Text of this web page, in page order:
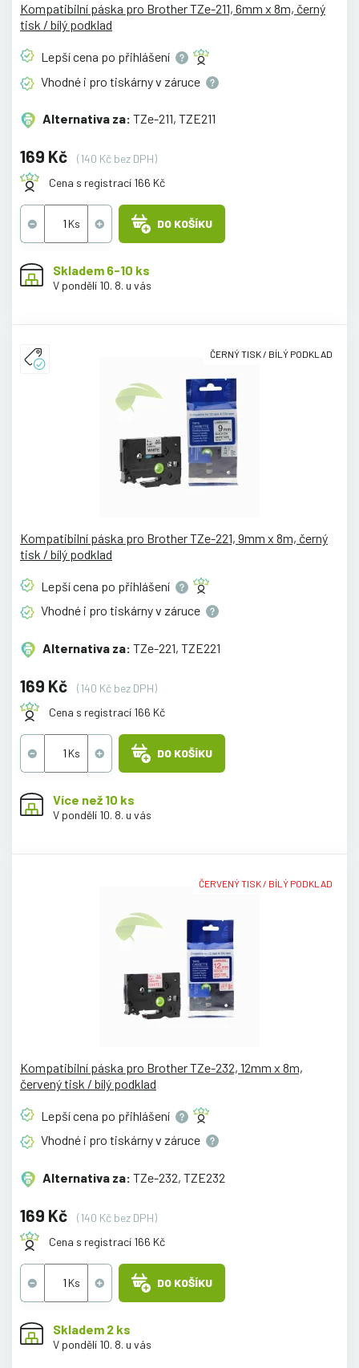
Kompatibilní páska pro Brother TZe-211, 6mm x 8m, černý
tisk / bílý podklad
Lepší cena po přihlášení
Vhodné i pro tiskárny v záruce
Alternativa za: TZe-211, TZE211
169 Kč
(140 Kč bez DPH)
Cena s registrací 166 Kč
DO KOŠÍKU
Skladem 6-10 ks
V pondělí 10. 8. u vás
ČERNÝ TISK / BÍLÝ PODKLAD
Kompatibilní páska pro Brother TZe-221, 9mm x 8m, černý
tisk / bílý podklad
Lepší cena po přihlášení
Vhodné i pro tiskárny v záruce
Alternativa za: TZe-221, TZE221
169 Kč
(140 Kč bez DPH)
Cena s registrací 166 Kč
DO KOŠÍKU
Více než 10 ks
V pondělí 10. 8. u vás
ČERVENÝ TISK / BÍLÝ PODKLAD
Kompatibilní páska pro Brother TZe-232, 12mm x 8m,
červený tisk / bílý podklad
Lepší cena po přihlášení
Vhodné i pro tiskárny v záruce
Alternativa za: TZe-232, TZE232
169 Kč
(140 Kč bez DPH)
Cena s registrací 166 Kč
DO KOŠÍKU
Skladem 2 ks
V pondělí 10. 8. u vás